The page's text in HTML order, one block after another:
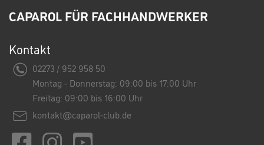
CAPAROL FÜR FACHHANDWERKER
Kontakt
02273 / 952 958 50
Montag - Donnerstag: 09:00 bis 17:00 Uhr
Freitag: 09:00 bis 16:00 Uhr
kontakt@caparol-club.de